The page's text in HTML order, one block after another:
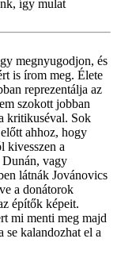
így mulat
megnyugodjon, és
is írom meg. Élete
reprezentálja az
szokott jobban
kritikuséval. Sok
ahhoz, hogy
kivesszen a
Dunán, vagy
látnák Jovánovics
a donátorok
építők képeit.
mi menti meg majd
se kalandozhat el a